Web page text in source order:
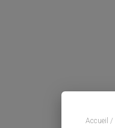
Accueil /